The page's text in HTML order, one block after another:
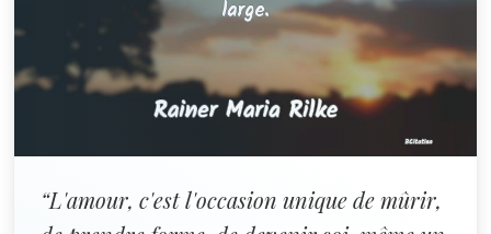
“L'amour, c'est l'occasion unique de mûrir,